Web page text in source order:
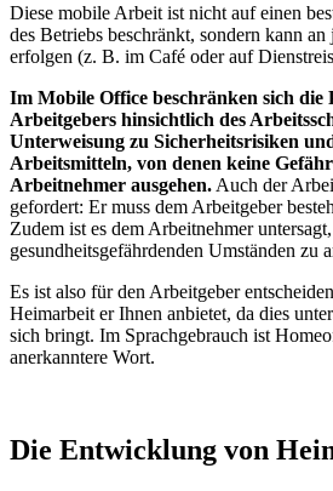
Diese mobile Arbeit ist nicht auf einen
des Betriebs beschränkt, sondern kann
erfolgen (z. B. im Café oder auf
Im Mobile Office beschränken sich die
Arbeitgebers hinsichtlich des
Unterweisung zu Sicherheitsrisiken
Arbeitsmitteln, von denen keine
Arbeitnehmer ausgehen. Auch der
gefordert: Er muss dem Arbeitgeber
Zudem ist es dem Arbeitnehmer
gesundheitsgefährdenden Umständen zu
Es ist also für den Arbeitgeber
Heimarbeit er Ihnen anbietet, da dies
sich bringt. Im Sprachgebrauch ist
anerkanntere Wort.
Die Entwicklung von